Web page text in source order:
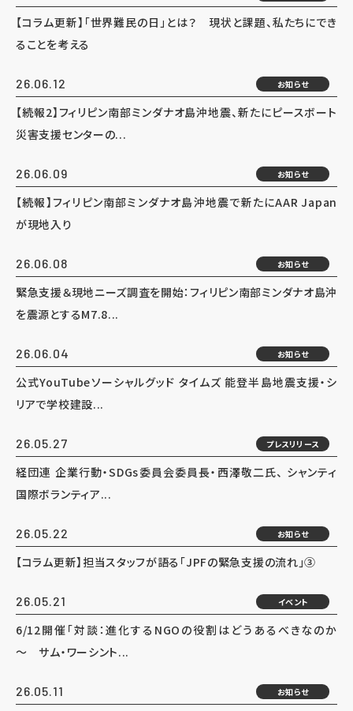
【コラム更新】「世界難民の日」とは？ 現状と課題、私たちにでき
ることを考える
26.06.12 お知らせ
【続報2】フィリピン南部ミンダナオ島沖地震、新たにピースボート
災害支援センターの...
26.06.09 お知らせ
【続報】フィリピン南部ミンダナオ島沖地震で新たにAAR Japan
が現地入り
26.06.08 お知らせ
緊急支援＆現地ニーズ調査を開始：フィリピン南部ミンダナオ島沖
を震源とするM7.8...
26.06.04 お知らせ
公式YouTubeソーシャルグッド タイムズ 能登半島地震支援・シ
リアで学校建設...
26.05.27 プレスリリース
経団連 企業行動・SDGs委員会委員長・西澤敬二氏、 シャンティ
国際ボランティア...
26.05.22 お知らせ
【コラム更新】担当スタッフが語る「JPFの緊急支援の流れ」③
26.05.21 イベント
6/12開催「対談：進化するNGOの役割はどうあるべきなのか
～ サム・ワーシント...
26.05.11 お知らせ